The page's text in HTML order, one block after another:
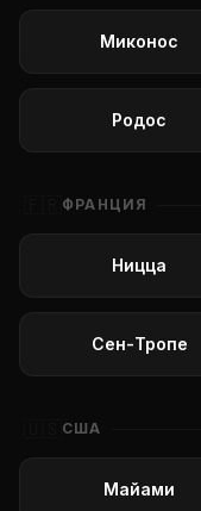
Миконос
Родос
ФРАНЦИЯ
Ницца
Сен-Тропе
США
Майами